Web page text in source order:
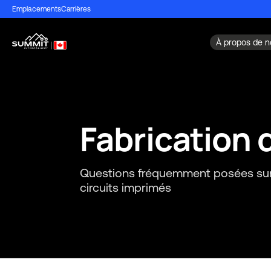
EmplacementsCarrières
À propos de
Fabrication
Questions fréquemment posées
circuits imprimés